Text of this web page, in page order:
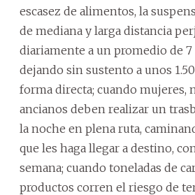
escasez de alimentos, la
de mediana y larga distancia
diariamente a un promedio de
dejando sin sustento a unos
forma directa; cuando mujeres,
ancianos deben realizar un
la noche en plena ruta,
que les haga llegar a destino,
semana; cuando toneladas de
productos corren el riesgo de